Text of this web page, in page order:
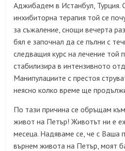
Аджибадем в Истанбул, Турция.
инхибиторна терапия той се
за съжаление, снощи вечерта
бял е започнал да се пълни с
следващия курс на лечение той
стабилизира в интензивното
Манипулациите с престоя
неясно колко време ще
По тази причина се обръщам
живот на Петър! Животът ни е
месеца. Надяваме се, че с
върнем живота на Петър, моят